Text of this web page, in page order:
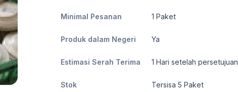
Minimal Pesanan 1 Paket
Produk dalam Negeri Ya
Estimasi Serah Terima 1 Hari setelah persetujuan
Stok Tersisa 5 Paket